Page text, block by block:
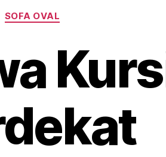
Categories
SOFA OVAL